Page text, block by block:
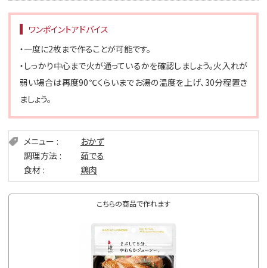
ワンポイントアドバイス
・一度に2枚まで作ることが可能です。
・しっかり中心まで火が通っているかを確認しましょう。火入れが
弱い場合は再度90℃くらいまでお湯の温度を上げ、30分程置き
ましょう。
メニュー
おかず
調理方法
茹でる
食材
鶏肉
こちらの商品で作れます